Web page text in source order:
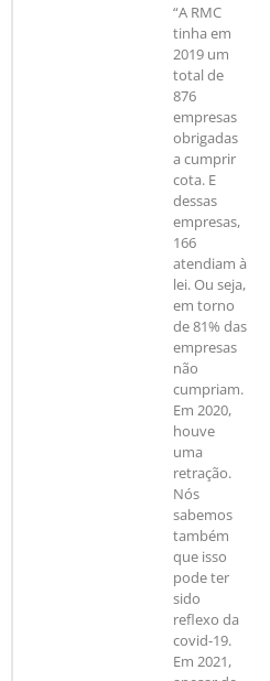
“A RMC
tinha em
2019 um
total de
876
empresas
obrigadas
a cumprir
cota. E
dessas
empresas,
166
atendiam à
lei. Ou seja,
em torno
de 81% das
empresas
não
cumpriam.
Em 2020,
houve
uma
retração.
Nós
sabemos
também
que isso
pode ter
sido
reflexo da
covid-19.
Em 2021,